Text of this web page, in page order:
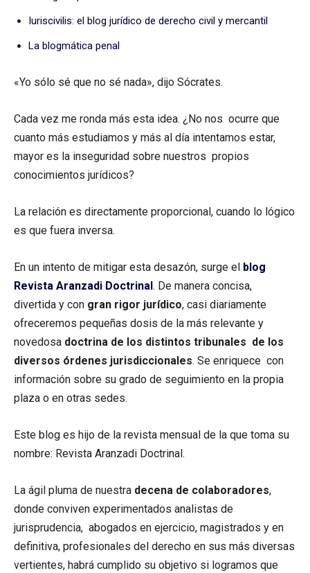
Iuriscivilis: el blog jurídico de derecho civil y mercantil
La blogmática penal
«Yo sólo sé que no sé nada», dijo Sócrates.
Cada vez me ronda más esta idea. ¿No nos ocurre que
cuanto más estudiamos y más al día intentamos estar,
mayor es la inseguridad sobre nuestros propios
conocimientos jurídicos?
La relación es directamente proporcional, cuando lo lógico
es que fuera inversa.
En un intento de mitigar esta desazón, surge el blog
Revista Aranzadi Doctrinal. De manera concisa,
divertida y con gran rigor jurídico, casi diariamente
ofreceremos pequeñas dosis de la más relevante y
novedosa doctrina de los distintos tribunales de los
diversos órdenes jurisdiccionales. Se enriquece con
información sobre su grado de seguimiento en la propia
plaza o en otras sedes.
Este blog es hijo de la revista mensual de la que toma su
nombre: Revista Aranzadi Doctrinal.
La ágil pluma de nuestra decena de colaboradores,
donde conviven experimentados analistas de
jurisprudencia, abogados en ejercicio, magistrados y en
definitiva, profesionales del derecho en sus más diversas
vertientes, habrá cumplido su objetivo si logramos que